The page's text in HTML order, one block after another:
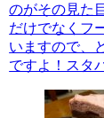
のがその見た
だけでなくフ
いますので、
ですよ！スタ